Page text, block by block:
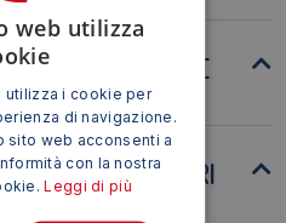
AI GRAFFI E
DEGLI INCHIOSTRI
NORMALE?
web utilizza
utilizza i cookie per
di navigazione.
sito web acconsenti a
con la nostra
Leggi di più